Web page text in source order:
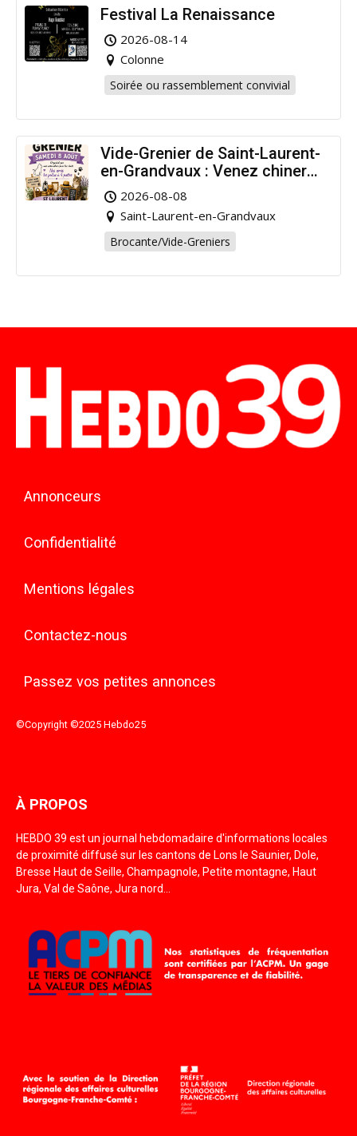
Festival La Renaissance
2026-08-14
Colonne
Soirée ou rassemblement convivial
Vide-Grenier de Saint-Laurent-
en-Grandvaux : Venez chiner
pour la bonne cause !
2026-08-08
Saint-Laurent-en-Grandvaux
Brocante/Vide-Greniers